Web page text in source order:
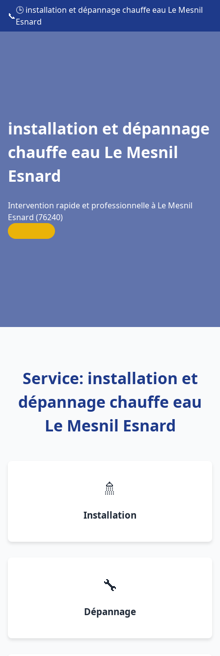
📞
🕒 installation et dépannage chauffe eau Le Mesnil
Esnard
installation et dépannage
chauffe eau Le Mesnil
Esnard
Intervention rapide et professionnelle à Le Mesnil
Esnard (76240)
Service: installation et
dépannage chauffe eau
Le Mesnil Esnard
🚿
Installation
🔧
Dépannage